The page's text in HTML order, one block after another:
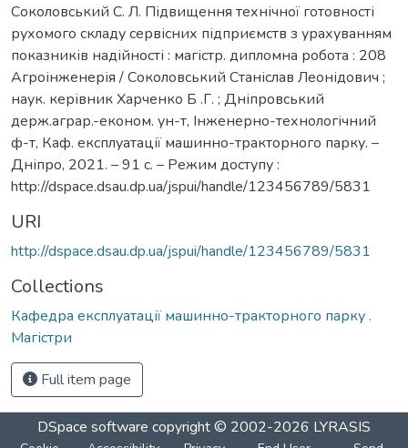
Соколовський С. Л. Підвищення технічної готовності
рухомого складу сервісних підприємств з урахуванням
показників надійності : магістр. дипломна робота : 208
Агроінженерія / Соколовський Станіслав Леонідович ;
наук. керівник Харченко Б .Г. ; Дніпровський
держ.аграр.-економ. ун-т, Інженерно-технологічний
ф-т, Каф. експлуатації машинно-тракторного парку. –
Дніпро, 2021. – 91 с. – Режим доступу :
http://dspace.dsau.dp.ua/jspui/handle/123456789/5831
URI
http://dspace.dsau.dp.ua/jspui/handle/123456789/5831
Collections
Кафедра експлуатації машинно-тракторного парку .
Магістри
Full item page
DSpace software copyright © 2002-2026 LYRASIS